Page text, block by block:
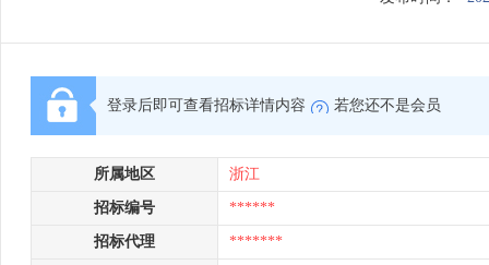
登录后即可查看招标详情内容 若您还不是会员
所属地区 浙江
招标编号 ******
招标代理 *******